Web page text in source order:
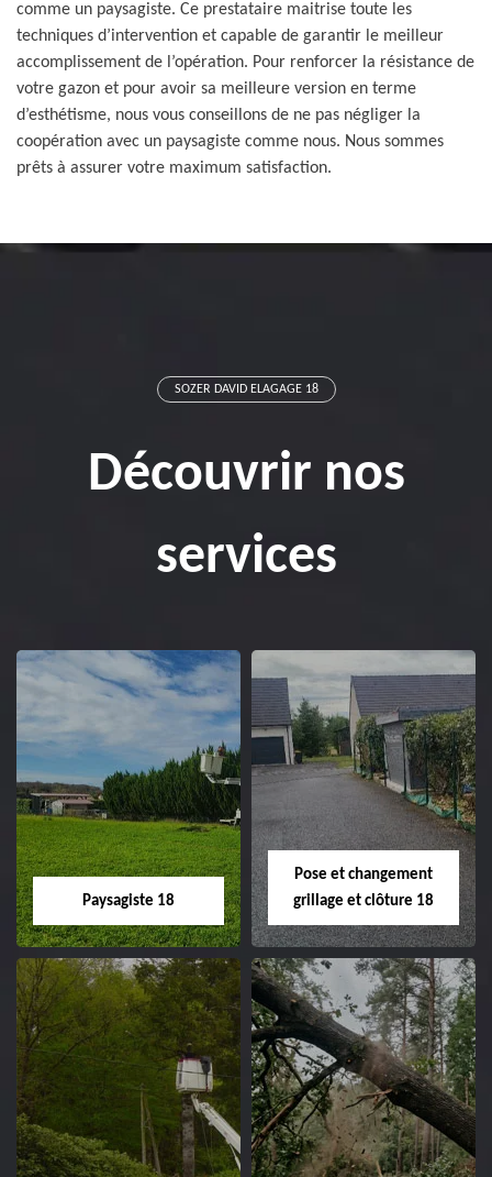
comme un paysagiste. Ce prestataire maitrise toute les
techniques d’intervention et capable de garantir le meilleur
accomplissement de l’opération. Pour renforcer la résistance de
votre gazon et pour avoir sa meilleure version en terme
d’esthétisme, nous vous conseillons de ne pas négliger la
coopération avec un paysagiste comme nous. Nous sommes
prêts à assurer votre maximum satisfaction.
SOZER DAVID ELAGAGE 18
Découvrir nos
services
Paysagiste 18
Paysagiste 18
Artisan paysagiste 18
Cher tel: 02.52.56.49.40
Pose et changement
grillage et clôture 18
Pose et
changement
grillage et clôture
18